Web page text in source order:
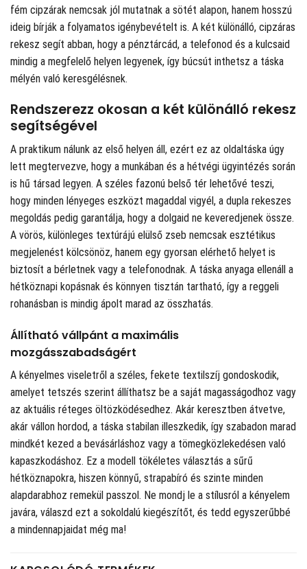
fém cipzárak nemcsak jól mutatnak a sötét alapon, hanem hosszú
ideig bírják a folyamatos igénybevételt is. A két különálló, cipzáras
rekesz segít abban, hogy a pénztárcád, a telefonod és a kulcsaid
mindig a megfelelő helyen legyenek, így búcsút inthetsz a táska
mélyén való keresgélésnek.
Rendszerezz okosan a két különálló rekesz
segítségével
A praktikum nálunk az első helyen áll, ezért ez az oldaltáska úgy
lett megtervezve, hogy a munkában és a hétvégi ügyintézés során
is hű társad legyen. A széles fazonú belső tér lehetővé teszi,
hogy minden lényeges eszközt magaddal vigyél, a dupla rekeszes
megoldás pedig garantálja, hogy a dolgaid ne keveredjenek össze.
A vörös, különleges textúrájú elülső zseb nemcsak esztétikus
megjelenést kölcsönöz, hanem egy gyorsan elérhető helyet is
biztosít a bérletnek vagy a telefonodnak. A táska anyaga ellenáll a
hétköznapi kopásnak és könnyen tisztán tartható, így a reggeli
rohanásban is mindig ápolt marad az összhatás.
Állítható vállpánt a maximális
mozgásszabadságért
A kényelmes viseletről a széles, fekete textilszíj gondoskodik,
amelyet tetszés szerint állíthatsz be a saját magasságodhoz vagy
az aktuális réteges öltözködésedhez. Akár keresztben átvetve,
akár vállon hordod, a táska stabilan illeszkedik, így szabadon marad
mindkét kezed a bevásárláshoz vagy a tömegközlekedésen való
kapaszkodáshoz. Ez a modell tökéletes választás a sűrű
hétköznapokra, hiszen könnyű, strapabíró és szinte minden
alapdarabhoz remekül passzol. Ne mondj le a stílusról a kényelem
javára, válaszd ezt a sokoldalú kiegészítőt, és tedd egyszerűbbé
a mindennapjaidat még ma!